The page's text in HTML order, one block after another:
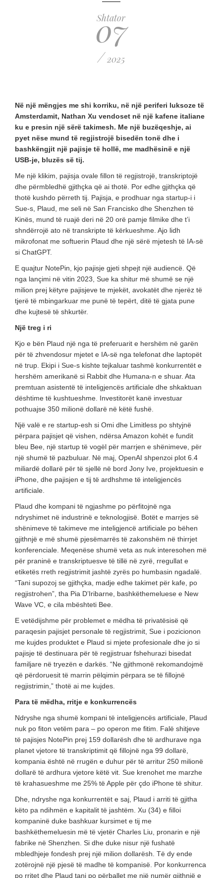
Shtator
07
/ 2025
Në një mëngjes me shi korriku, në një periferi luksoze të
Amsterdamit, Nathan Xu vendoset në një kafene italiane
ku e presin një sërë takimesh. Me një buzëqeshje, ai
pyet nëse mund të regjistrojë bisedën tonë dhe i
bashkëngjit një pajisje të hollë, me madhësinë e një
USB-je, bluzës së tij.
Me një klikim, pajisja ovale fillon të regjistrojë, transkriptojë
dhe përmbledhë gjithçka që ai thotë. Por edhe gjithçka që
thotë kushdo përreth tij. Pajisja, e prodhuar nga startup-i i
Sue-s, Plaud, me seli në San Francisko dhe Shenzhen të
Kinës, mund të ruajë deri në 20 orë pamje filmike dhe t’i
shndërrojë ato në transkripte të kërkueshme. Ajo lidh
mikrofonat me softuerin Plaud dhe një sërë mjetesh të IA-së
si ChatGPT.
E quajtur NotePin, kjo pajisje gjeti shpejt një audiencë. Që
nga lançimi në vitin 2023, Sue ka shitur më shumë se një
milion prej këtyre pajisjeve te mjekët, avokatët dhe njerëz të
tjerë të mbingarkuar me punë të tepërt, ditë të gjata pune
dhe kujtesë të shkurtër.
Një treg i ri
Kjo e bën Plaud një nga të preferuarit e hershëm në garën
për të zhvendosur mjetet e IA-së nga telefonat dhe laptopët
në trup. Ekipi i Sue-s kishte tejkaluar tashmë konkurrentët e
hershëm amerikanë si Rabbit dhe Humana-n e shuar. Ata
premtuan asistentë të inteligjencës artificiale dhe shkaktuan
dështime të kushtueshme. Investitorët kanë investuar
pothuajse 350 milionë dollarë në këtë fushë.
Një valë e re startup-esh si Omi dhe Limitless po shtyjnë
përpara pajisjet që vishen, ndërsa Amazon kohët e fundit
bleu Bee, një startup të vogël për marrjen e shënimeve, për
një shumë të pazbuluar. Në maj, OpenAI shpenzoi plot 6.4
miliardë dollarë për të sjellë në bord Jony Ive, projektuesin e
iPhone, dhe pajisjen e tij të ardhshme të inteligjencës
artificiale.
Plaud dhe kompani të ngjashme po përfitojnë nga
ndryshimet në industrinë e teknologjisë. Botët e marrjes së
shënimeve të takimeve me inteligjencë artificiale po bëhen
gjithnjë e më shumë pjesëmarrës të zakonshëm në thirrjet
konferenciale. Meqenëse shumë veta as nuk interesohen më
për praninë e transkriptuesve të tillë në zyrë, rregullat e
etiketës rreth regjistrimit jashtë zyrës po humbasin ngadalë.
“Tani supozoj se gjithçka, madje edhe takimet për kafe, po
regjistrohen”, tha Pia D’Iribarne, bashkëthemeluese e New
Wave VC, e cila mbështeti Bee.
E vetëdijshme për problemet e mëdha të privatësisë që
paraqesin pajisjet personale të regjistrimit, Sue i pozicionon
me kujdes produktet e Plaud si mjete profesionale dhe jo si
pajisje të destinuara për të regjistruar fshehurazi bisedat
familjare në tryezën e darkës. “Ne gjithmonë rekomandojmë
që përdoruesit të marrin pëlqimin përpara se të fillojnë
regjistrimin,” thotë ai me kujdes.
Para të mëdha, rritje e konkurrencës
Ndryshe nga shumë kompani të inteligjencës artificiale, Plaud
nuk po fiton vetëm para – po operon me fitim. Falë shitjeve
të pajisjes NotePin prej 159 dollarësh dhe të ardhurave nga
planet vjetore të transkriptimit që fillojnë nga 99 dollarë,
kompania është në rrugën e duhur për të arritur 250 milionë
dollarë të ardhura vjetore këtë vit. Sue krenohet me marzhe
të krahasueshme me 25% të Apple për çdo iPhone të shitur.
Dhe, ndryshe nga konkurrentët e saj, Plaud i arriti të gjitha
këto pa ndihmën e kapitalit të jashtëm. Xu (34) e filloi
kompaninë duke bashkuar kursimet e tij me
bashkëthemeluesin më të vjetër Charles Liu, pronarin e një
fabrike në Shenzhen. Si dhe duke nisur një fushatë
mbledhjeje fondesh prej një milion dollarësh. Të dy ende
zotërojnë një pjesë të madhe të kompanisë. Por konkurrenca
po rritet dhe Plaud tani po përballet me një numër gjithnjë e